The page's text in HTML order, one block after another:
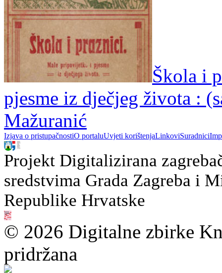
Škola i
pjesme iz dječjeg života :
Mažuranić
Izjava o pristupačnostiO portaluUvjeti korištenjaLinkoviSuradnici
Projekt Digitalizirana
sredstvima Grada Zagreba i
Republike Hrvatske
© 2026 Digitalne zbirke
pridržana